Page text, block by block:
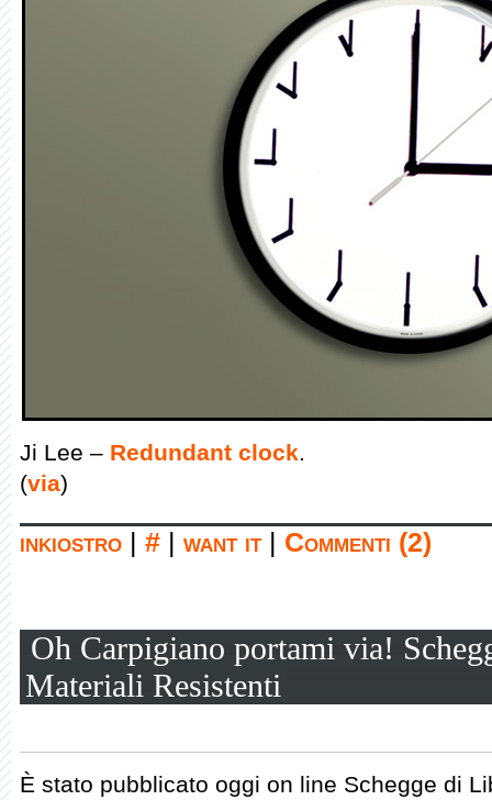
Ji Lee – Redundant clock
(via)
inkiostro | # | want it| Commenti (2)
Oh Carpigiano portami via!
Materiali Resistenti
È stato pubblicato oggi on line Schegge di